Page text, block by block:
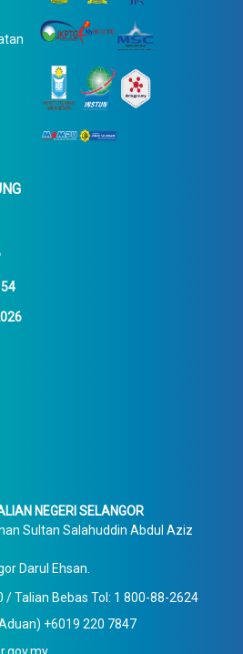
NEGERI SELANGOR
Sultan Salahuddin Abdul Aziz
Darul Ehsan.
/ Talian Bebas Tol: 1 800-88-2624
+6019 220 7847